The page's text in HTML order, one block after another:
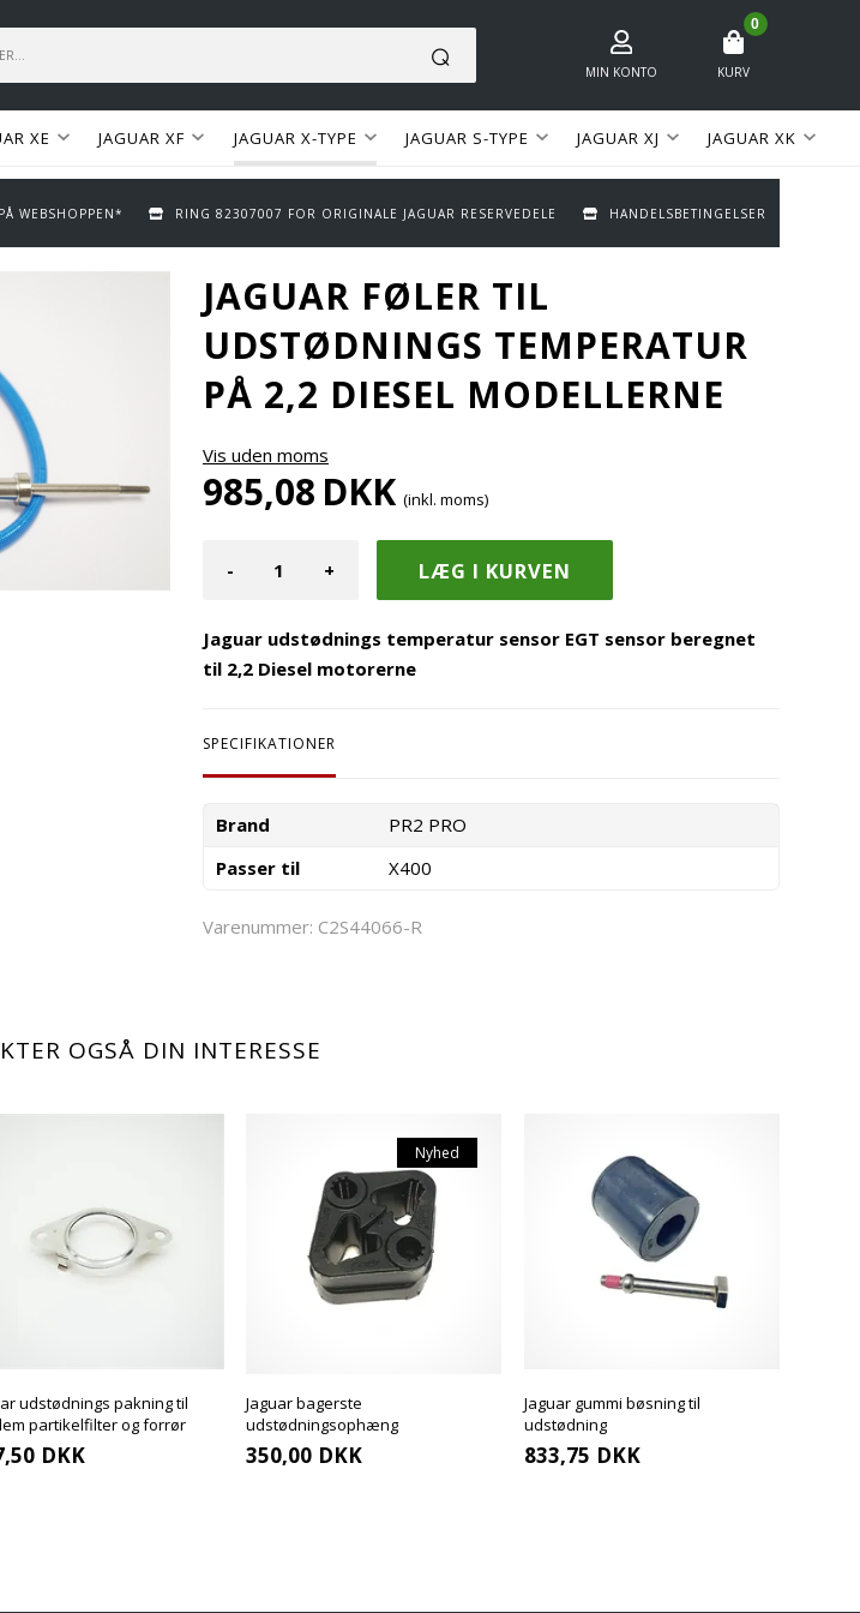
MIN KONTO
0
KURV
XE JAGUAR XF JAGUAR X-TYPE JAGUAR S-TYPE JAGUAR XJ JAGUAR XK
WEBSHOPPEN* RING 82307007 FOR ORIGINALE JAGUAR RESERVEDELE HANDELSBETINGELSER
JAGUAR FØLER TIL
UDSTØDNINGS TEMPERATUR
PÅ 2,2 DIESEL MODELLERNE
Vis uden moms
985,08 DKK (inkl. moms)
- +
Jaguar udstødnings temperatur sensor EGT sensor beregnet
til 2,2 Diesel motorerne
SPECIFIKATIONER
Brand
PR2 PRO
Passer til
X400
Varenummer: C2S44066-R
OGSÅ DIN INTERESSE
udstødnings pakning til
partikelfilter og forrør
DKK
Nyhed
Jaguar bagerste
udstødningsophæng
350,00 DKK
Jaguar gummi bøsning til
udstødning
833,75 DKK